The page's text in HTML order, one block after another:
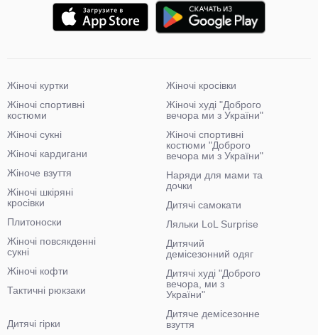
Жіночі куртки
Жіночі спортивні
костюми
Жіночі сукні
Жіночі кардигани
Жіноче взуття
Жіночі шкіряні
кросівки
Плитоноски
Жіночі повсякденні
сукні
Жіночі кофти
Тактичні рюкзаки
Жіночі кросівки
Жіночі худі "Доброго
вечора ми з України"
Жіночі спортивні
костюми "Доброго
вечора ми з України"
Наряди для мами та
дочки
Дитячі самокати
Ляльки LoL Surprise
Дитячий
демісезонний одяг
Дитячі худі "Доброго
вечора, ми з
України"
Дитяче демісезонне
взуття
Дитячі гірки